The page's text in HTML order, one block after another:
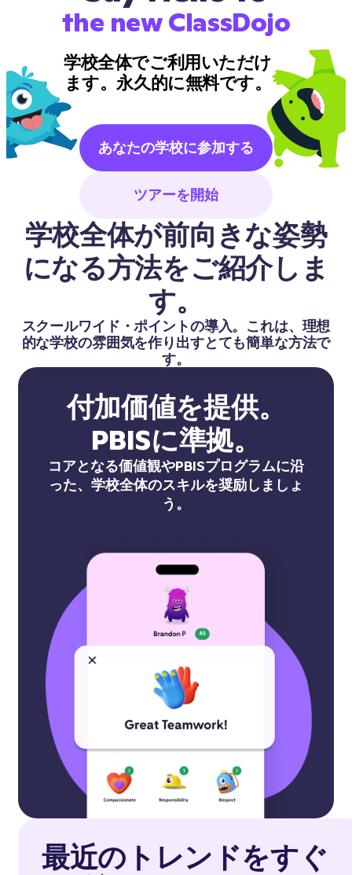
the new ClassDojo
学校全体でご利用いただけ
ます。永久的に無料です。
ツアーを開始
あなたの学校に参加する
学校全体が前向きな姿勢
になる方法をご紹介しま
す。
スクールワイド・ポイントの導入。これは、理想
的な学校の雰囲気を作り出すとても簡単な方法で
す。
付加価値を提供。
PBISに準拠。
コアとなる価値観やPBISプログラムに沿
った、学校全体のスキルを奨励しましょ
う。
最近のトレンドをすぐ